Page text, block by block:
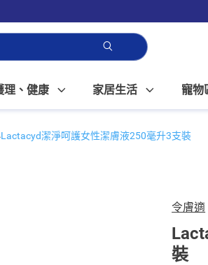
理、健康 家居生活 寵物
Lactacyd潔淨呵護女性潔膚液250毫升3支裝
令膚適
裝